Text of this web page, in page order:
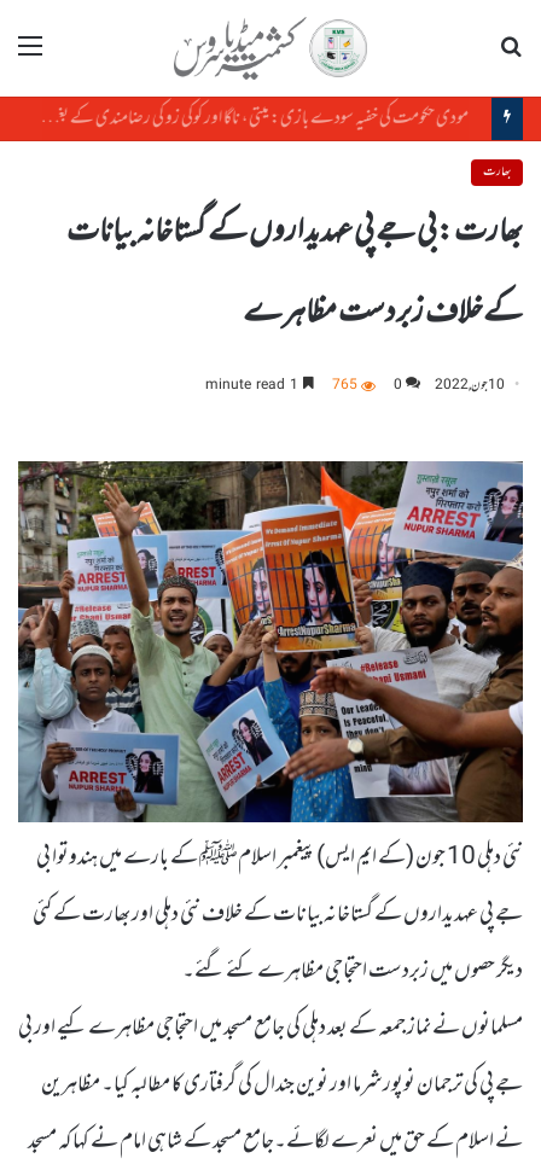
مینو
مودی حکومت کی خفیہ سودے بازی: میتی، ناگا اور کوکی زو کی رضامندی کے بغیر منی پور کی زمین کا سودا
بھارت
بھارت :بی جے پی عہدیداروں کے گستاخانہ بیانات
کےخلاف زبردست مظاہرے
10 جون, 2022 0
765
نئی دہلی 10 جون (کے ایم ایس) پیغمبر اسلامﷺ کے بارے میں ہندوتوا بی
جے پی عہدیداروں کے گستاخانہ بیانات کے خلاف نئی دہلی اور بھارت کے کئی
دیگر حصوں میں زبردست احتجاجی مظاہرے کئے گئے۔
مسلمانوں نے نماز جمعہ کے بعد دہلی کی جامع مسجد میں احتجاجی مظاہرے کیے اور بی
جے پی کی ترجمان نوپور شرما اور نوین جندال کی گرفتاری کا مطالبہ کیا۔ مظاہرین
نے اسلام کے حق میں نعرے لگائے۔جامع مسجد کے شاہی امام نے کہا کہ مسجد